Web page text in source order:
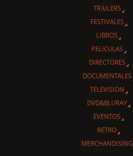
TRÁILERS
FESTIVALES
LIBROS
PELICULAS
DIRECTORES
DOCUMENTALES
TELEVISION
DVD&BLURAY
EVENTOS
RETRO
MERCHANDISING